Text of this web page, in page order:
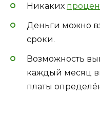
Никаких
Деньги можно
сроки.
Возможность
каждый месяц
платы